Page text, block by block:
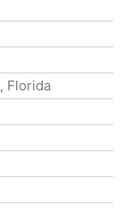
, Florida